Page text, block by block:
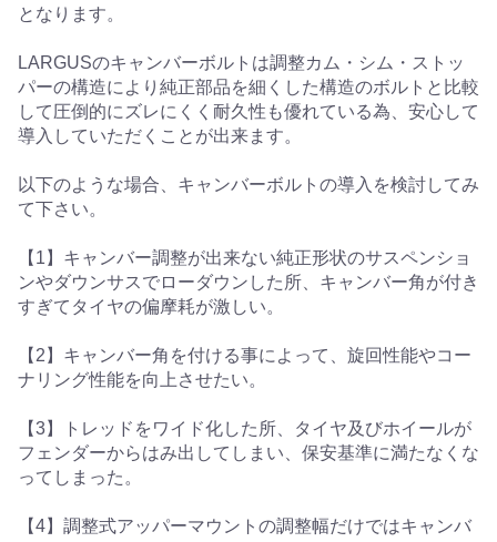
となります。
LARGUSのキャンバーボルトは調整カム・シム・ストッ
パーの構造により純正部品を細くした構造のボルトと比較
して圧倒的にズレにくく耐久性も優れている為、安心して
導入していただくことが出来ます。
以下のような場合、キャンバーボルトの導入を検討してみ
て下さい。
【1】キャンバー調整が出来ない純正形状のサスペンショ
ンやダウンサスでローダウンした所、キャンバー角が付き
すぎてタイヤの偏摩耗が激しい。
【2】キャンバー角を付ける事によって、旋回性能やコー
ナリング性能を向上させたい。
【3】トレッドをワイド化した所、タイヤ及びホイールが
フェンダーからはみ出してしまい、保安基準に満たなくな
ってしまった。
【4】調整式アッパーマウントの調整幅だけではキャンバ